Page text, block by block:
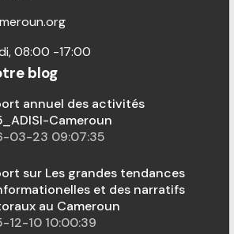
08:00 -17:00
blog
annuel des activités
Cameroun
03-23 09:07:35
sur Les grandes tendances
et des narratifs
au Cameroun
12-10 10:00:39